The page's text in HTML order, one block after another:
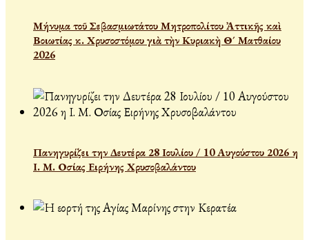
Μήνυμα τοῦ Σεβασμιωτάτου Μητροπολίτου Ἀττικῆς καὶ
Βοιωτίας κ. Χρυσοστόμου γιὰ τὴν Κυριακὴ Θ´ Ματθαίου
2026
Πανηγυρίζει την Δευτέρα 28 Ιουλίου / 10 Αυγούστου 2026 η
Ι. Μ. Οσίας Ειρήνης Χρυσοβαλάντου